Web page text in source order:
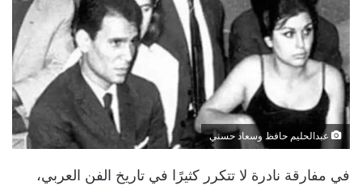
عبدالحليم حافظ وسعاد حسني
في مفارقة نادرة لا تتكرر كثيرًا في تاريخ الفن العربي،